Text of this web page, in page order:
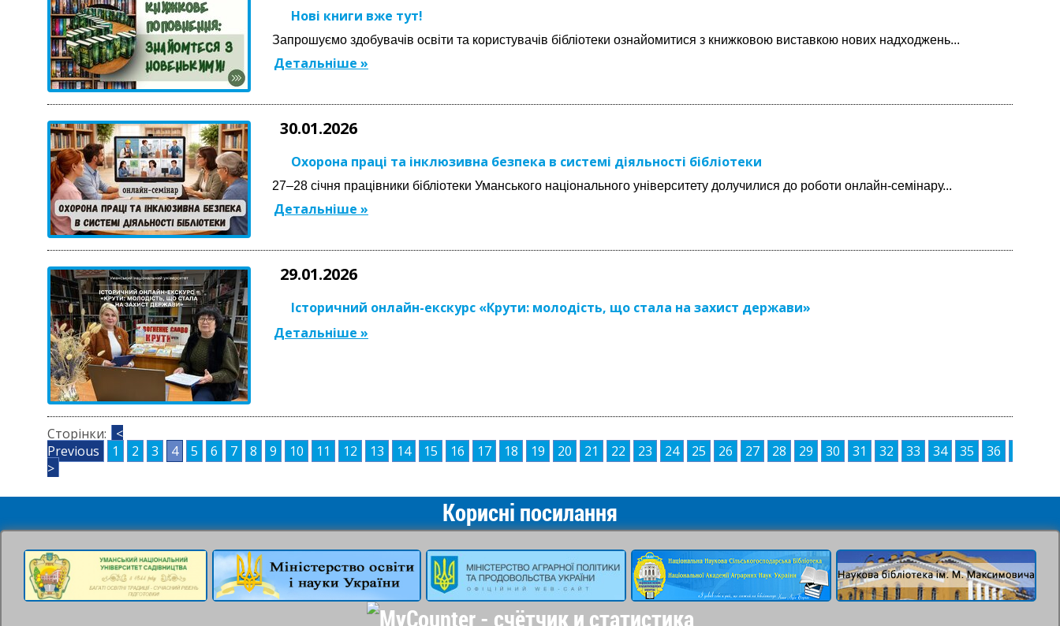
Нові книги вже тут!
Запрошуємо здобувачів освіти та користувачів бібліотеки ознайомитися з книжковою виставкою нових надходжень...
Детальніше »
30.01.2026
Охорона праці та інклюзивна безпека в системі діяльності бібліотеки
27–28 січня працівники бібліотеки Уманського національного університету долучилися до роботи онлайн-семінару...
Детальніше »
29.01.2026
Історичний онлайн-екскурс «Крути: молодість, що стала на захист держави»
Детальніше »
Сторінки:
<
Previous
1 2 3 4 5 6 7 8 9 10 11 12 13 14 15 16 17 18 19 20 21 22 23 24 25 26 27 28 29 30 31 32 33 34 35 36
>
Корисні посилання